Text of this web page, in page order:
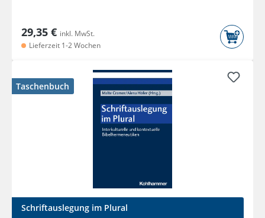
29,35 € inkl. MwSt.
Lieferzeit 1-2 Wochen
Taschenbuch
Schriftauslegung im Plural